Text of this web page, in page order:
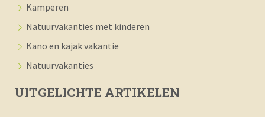
Kamperen
Natuurvakanties met kinderen
Kano en kajak vakantie
Natuurvakanties
UITGELICHTE ARTIKELEN